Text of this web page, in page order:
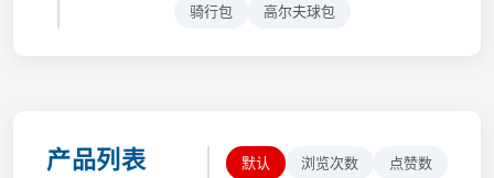
骑行包
高尔夫球包
产品列表 默认 浏览次数 点赞数